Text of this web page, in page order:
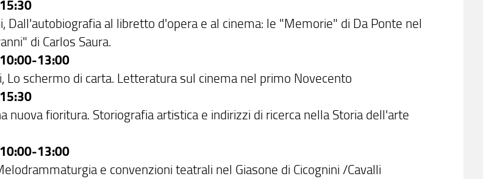
Dall'autobiografia al libretto d'opera e al cinema: le "Memorie" di Da Ponte nel
di Carlos Saura.
13:00
Lo schermo di carta. Letteratura sul cinema nel primo Novecento
nuova fioritura. Storiografia artistica e indirizzi di ricerca nella Storia dell'arte
13:00
e convenzioni teatrali nel Giasone di Cicognini /Cavalli